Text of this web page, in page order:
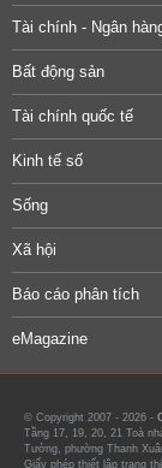
Tài chính - Ngân
Bất động sản
Tài chính quốc tế
Kinh tế số
Sống
Xã hội
Báo cáo phân tích
eMagazine
© Copyright 2007 - 2026 -
Tầng 17, 19, 20, 21 Toà
Tưởng, phường Thanh
Giấy phép thiết lập trang